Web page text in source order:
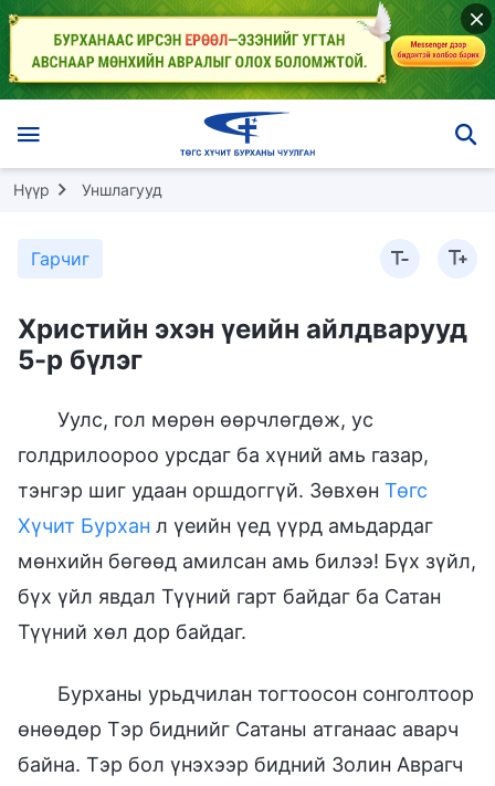
Нүүр Уншлагууд
Гарчиг
Христийн эхэн үеийн айлдварууд
5-р бүлэг
Уулс, гол мөрөн өөрчлөгдөж, ус
голдрилоороо урсдаг ба хүний амь газар,
тэнгэр шиг удаан оршдоггүй. Зөвхөн Төгс
Хүчит Бурхан л үеийн үед үүрд амьдардаг
мөнхийн бөгөөд амилсан амь билээ! Бүх зүйл,
бүх үйл явдал Түүний гарт байдаг ба Сатан
Түүний хөл дор байдаг.
Бурханы урьдчилан тогтоосон сонголтоор
өнөөдөр Тэр биднийг Сатаны атганаас аварч
байна. Тэр бол үнэхээр бидний Золин Аврагч